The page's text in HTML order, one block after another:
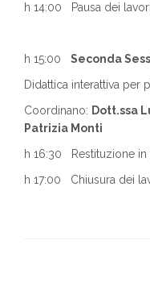
h 14:00 Pausa dei lavori
h 15:00 Seconda
Didattica interattiva per
Coordinano: Dott.ssa
Patrizia Monti
h 16:30 Restituzione in
h 17:00 Chiusura dei